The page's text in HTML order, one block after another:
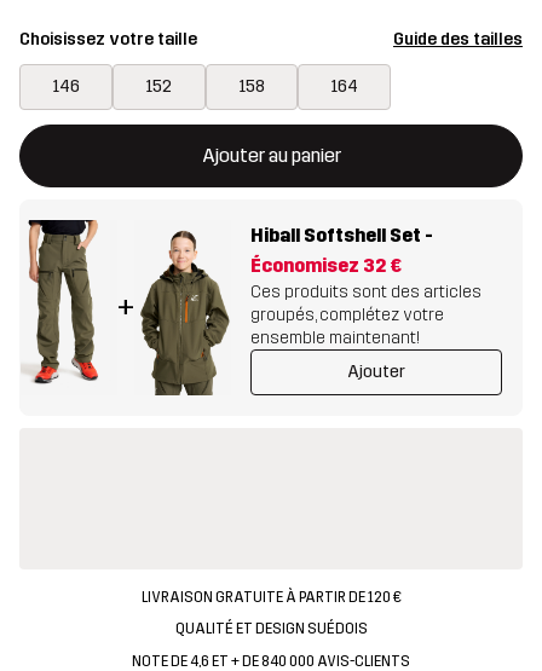
Choisissez votre taille Guide des tailles
146 152 158 164
Ajouter au panier
Ce bouton ouvrira une fenêtre modale confirmant un nouvel
{{taille}} non disponible
+
Hiball Softshell Set -
Économisez 32 €
Ces produits sont des articles
groupés, complétez votre
ensemble maintenant!
Ajouter
LIVRAISON GRATUITE À PARTIR DE 120 €
QUALITÉ ET DESIGN SUÉDOIS
NOTE DE 4,6 ET + DE 840 000 AVIS-CLIENTS